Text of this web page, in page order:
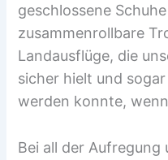
geschlossene
zusammenrollbare
Landausflüge, die
sicher hielt und
werden konnte,
Bei all der Aufregung